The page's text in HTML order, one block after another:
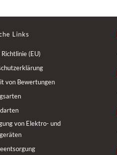
Links
(EU)
von Bewertungen
von Elektro- und